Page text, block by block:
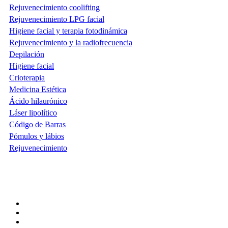
Rejuvenecimiento coolifting
Rejuvenecimiento LPG facial
Higiene facial y terapia fotodinámica
Rejuvenecimiento y la radiofrecuencia
Depilación
Higiene facial
Crioterapia
Medicina Estética
Ácido hilaurónico
Láser lipolítico
Código de Barras
Pómulos y lábios
Rejuvenecimiento